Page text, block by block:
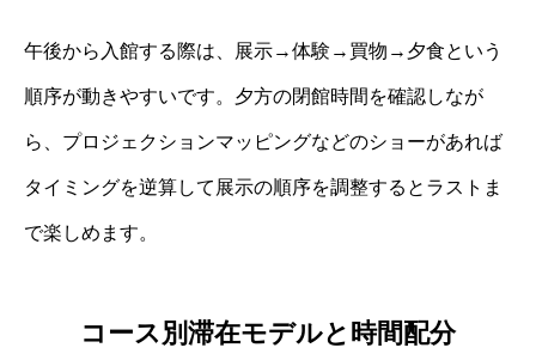
午後から入館する際は、展示→体験→買物→夕食という
順序が動きやすいです。夕方の閉館時間を確認しなが
ら、プロジェクションマッピングなどのショーがあれば
タイミングを逆算して展示の順序を調整するとラストま
で楽しめます。
コース別滞在モデルと時間配分